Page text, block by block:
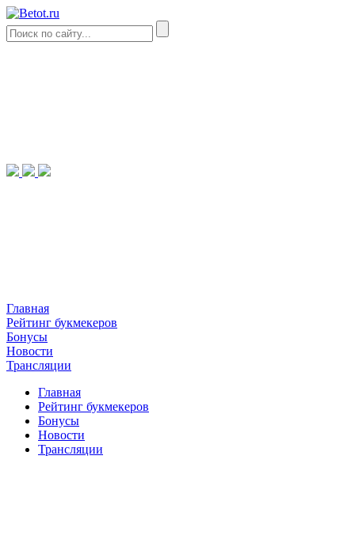
Главная
Рейтинг букмекеров
Бонусы
Новости
Трансляции
Главная
Рейтинг букмекеров
Бонусы
Новости
Трансляции